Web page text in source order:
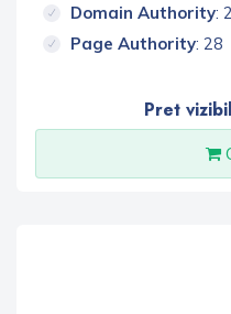
Domain Authority:
Page Authority: 28
Pret